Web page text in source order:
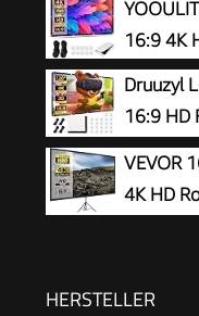
Heimkino,
16:9 4K
Druuzyl
16:9 HD
Haken und Seilen
VEVOR
4K HD
250cm
HERSTELLER